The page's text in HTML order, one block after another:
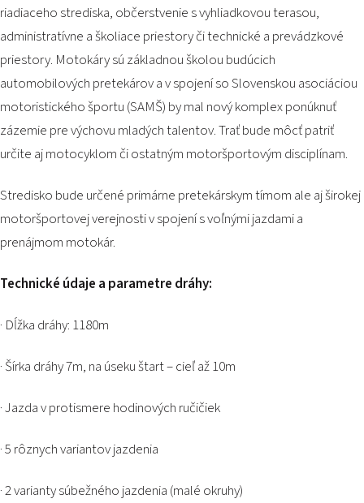
riadiaceho strediska, občerstvenie s vyhliadkovou terasou,
administratívne a školiace priestory či technické a prevádzkové
priestory. Motokáry sú základnou školou budúcich
automobilových pretekárov a v spojení so Slovenskou asociáciou
motoristického športu (SAMŠ) by mal nový komplex ponúknuť
zázemie pre výchovu mladých talentov. Trať bude môcť patriť
určite aj motocyklom či ostatným motoršportovým disciplínam.
Stredisko bude určené primárne pretekárskym tímom ale aj širokej
motoršportovej verejnosti v spojení s voľnými jazdami a
prenájmom motokár.
Technické údaje a parametre dráhy:
· Dĺžka dráhy: 1180m
· Šírka dráhy 7m, na úseku štart – cieľ až 10m
· Jazda v protismere hodinových ručičiek
· 5 rôznych variantov jazdenia
· 2 varianty súbežného jazdenia (malé okruhy)